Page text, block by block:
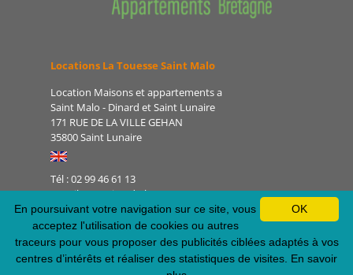
Locations La Touesse Saint Malo
Location Maisons et appartements a
Saint Malo - Dinard et Saint Lunaire
171 RUE DE LA VILLE GEHAN
35800 Saint Lunaire
Tél : 02 99 46 61 13
E-mail : camping-de-la-
touesse@orange.fr
Site : www.latouessesaintmalo.fr
Mentions légales-Plan du site-Politique de confidentialité-Nos flux RSS
OK
En poursuivant votre navigation sur ce site, vous
acceptez l'utilisation de cookies ou autres
traceurs pour vous proposer des publicités ciblées adaptés à vos
centres d’intérêts et réaliser des statistiques de visites. En savoir